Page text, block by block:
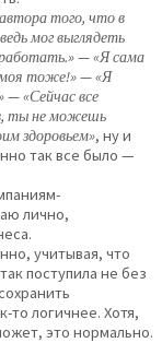
того, что в
мог выглядеть
— «Я сама
моя тоже!» — «Я
«Сейчас все
ты не можешь
здоровьем», ну и
так все было —
лично,
учитывая, что
поступила не без
то логичнее. Хотя,
это нормально.